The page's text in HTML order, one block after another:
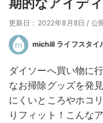
更新日：2022年8月8日 / 公
michill ライフスタイ
ダイソーへ買い物に
なお掃除グッズを発
にくいところやホコ
りフィット！こんな